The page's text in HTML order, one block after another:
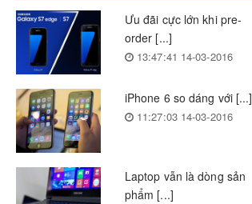
Ưu đãi cực lớn khi pre-
order [...]
13:47:41 14-03-2016
iPhone 6 so dáng với [...]
11:27:03 14-03-2016
Laptop vẫn là dòng sản
phẩm [...]